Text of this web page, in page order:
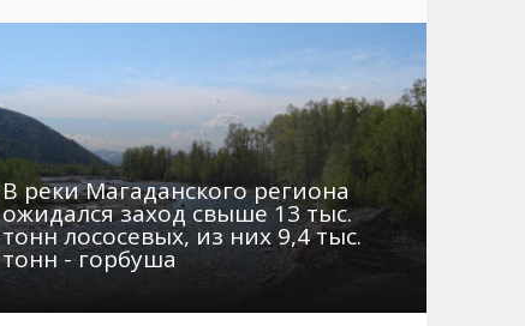
Автобусы Магадан – Аэропорт
Таблица приливов отливов
Не мусорить
Браконьеры
В реки Магаданского региона
ожидался заход свыше 13 тыс.
тонн лососевых, из них 9,4 тыс.
тонн - горбуша